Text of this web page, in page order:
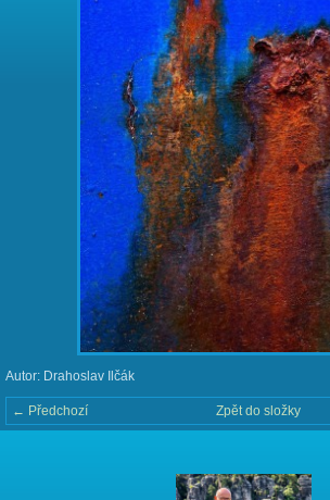
Autor: Drahoslav Ilčák
← Předchozí Zpět do složky